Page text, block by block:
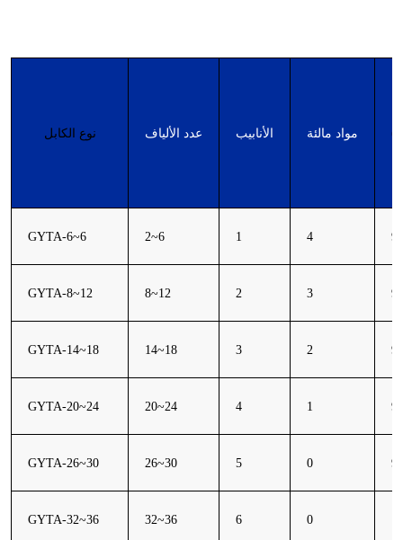
نوع الكابل عدد الألياف الأنابيب مواد مالئة
GYTA-6~6 2~6 1 4
GYTA-8~12 8~12 2 3
GYTA-14~18 14~18 3 2
GYTA-20~24 20~24 4 1
GYTA-26~30 26~30 5 0
GYTA-32~36 32~36 6 0